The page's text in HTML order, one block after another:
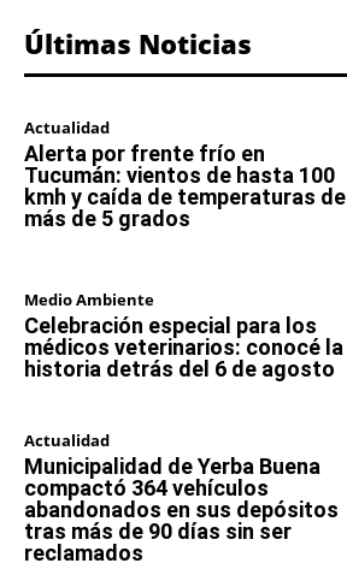
Últimas Noticias
Actualidad
Alerta por frente frío en
Tucumán: vientos de hasta 100
kmh y caída de temperaturas de
más de 5 grados
Medio Ambiente
Celebración especial para los
médicos veterinarios: conocé la
historia detrás del 6 de agosto
Actualidad
Municipalidad de Yerba Buena
compactó 364 vehículos
abandonados en sus depósitos
tras más de 90 días sin ser
reclamados